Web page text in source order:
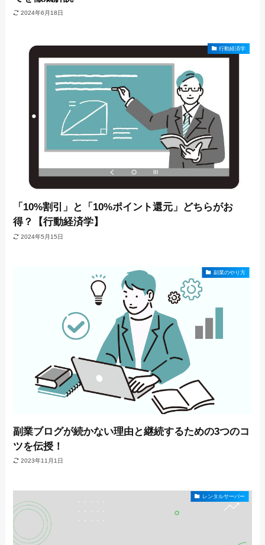
2024年6月18日
行動経済学
「10%割引」と「10%ポイント還元」どちらがお
得？【行動経済学】
2024年5月15日
副業のやり方
副業ブログが続かない理由と継続するための3つのコ
ツを伝授！
2023年11月1日
レンタルサーバー